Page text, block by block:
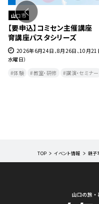
山口市
【要申込】コミセン主催講
育講座パスタシリーズ
2026年6月24日、8月26日、10月21
水曜日）
体験
教室・研修 講演・セミナー
TOP イベント情報 親子